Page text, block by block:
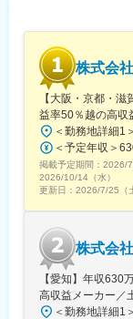
コンデンサ
などの各種電
ーバルに事業
当社は、お客
材の開発から
これにより、
IT・エレクト
機器など、幅
株式会
【大阪・京都・
益率50％越の高収
掲載予定期間： 2026/
2026/10/14（水）
更新日： 2026/7/25（
株式会
【愛知】年収630
高収益メーカー／